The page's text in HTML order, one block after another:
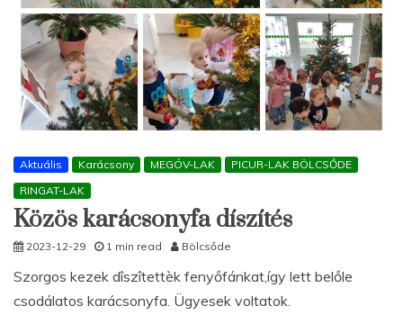
Aktuális Karácsony MEGÓV-LAK
PICUR-LAK BÖLCSŐDE
RINGAT-LAK
Közös karácsonyfa díszítés
2023-12-29 1 min read Bölcsőde
Szorgos kezek dîszîtettèk fenyőfánkat,így lett belőle
csodálatos karácsonyfa. Ügyesek voltatok.